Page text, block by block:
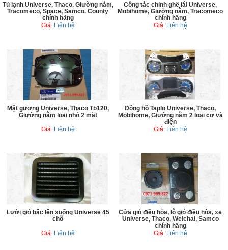
Tủ lạnh Universe, Thaco, Giường nằm,
Tracomeco, Space, Samco. County
chính hãng
Giá: Liên hệ
Công tắc chỉnh ghế lái Universe,
Mobihome, Giường nằm, Tracomeco
chính hãng
Giá: Liên hệ
Mặt gương Universe, Thaco Tb120,
Giường nằm loại nhỏ 2 mặt
Giá: Liên hệ
Đồng hồ Taplo Universe, Thaco,
Mobihome, Giường nằm 2 loại cơ và
điện
Giá: Liên hệ
Lưới gió bậc lên xuống Universe 45
chỗ
Giá: Liên hệ
Cửa gió điều hòa, lỗ gió điều hòa, xe
Universe, Thaco, Weichai, Samco
chính hãng
Giá: Liên hệ